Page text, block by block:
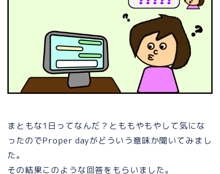
まともな1日ってなんだ？とももやもやして気にな
ったのでProper dayがどういう意味か聞いてみまし
た。
その結果このような回答をもらいました。